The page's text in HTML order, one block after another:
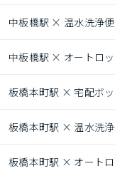
中板橋駅 × 温水洗浄
中板橋駅 × オートロ
板橋本町駅 × 宅配ボ
板橋本町駅 × 温水洗
板橋本町駅 × オート